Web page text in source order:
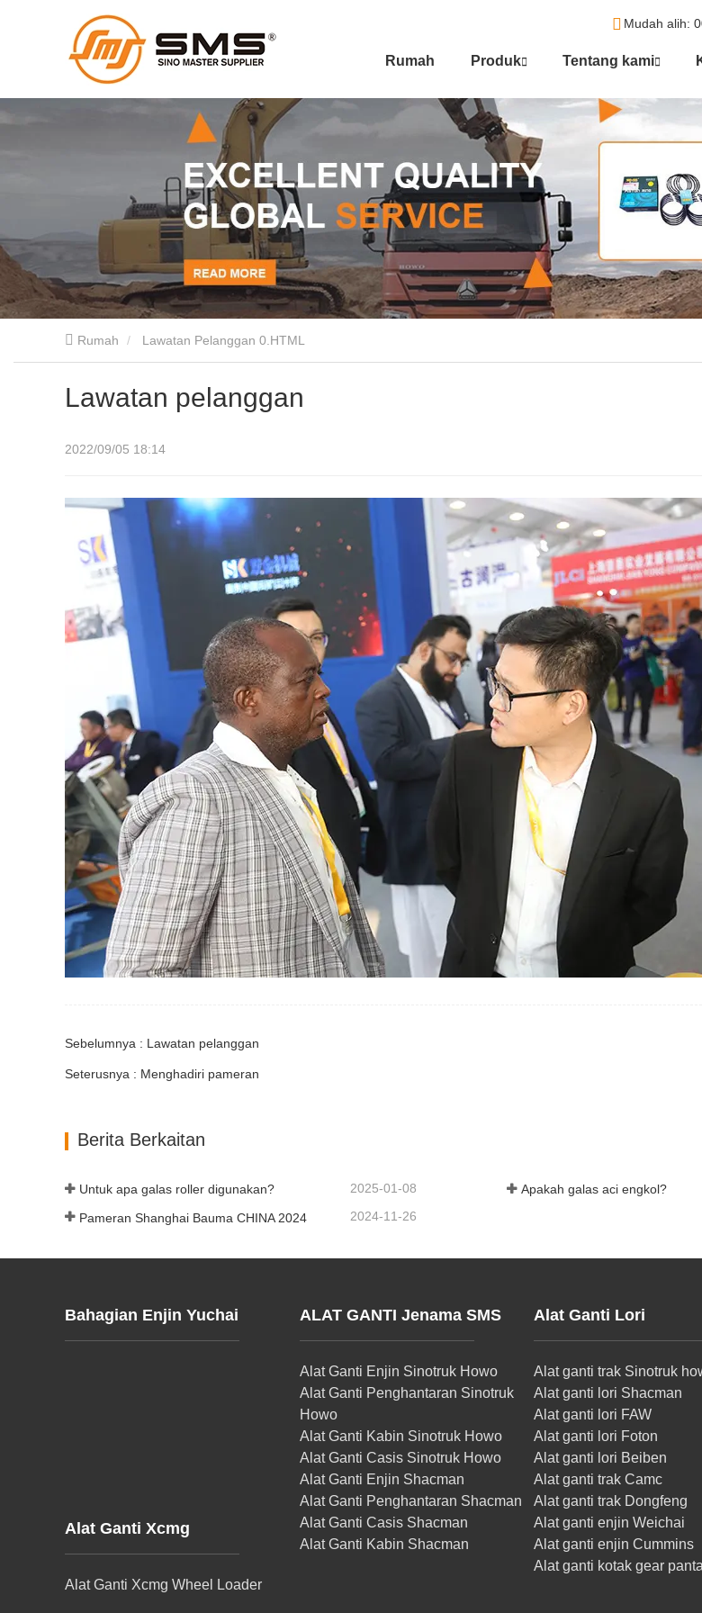
Rumah Produk Tentang kami
Mudah alih:
Rumah Lawatan Pelanggan 0.HTML
Lawatan pelanggan
2022/09/05 18:14
Sebelumnya : Lawatan pelanggan
Seterusnya : Menghadiri pameran
Berita Berkaitan
Untuk apa galas roller digunakan? 2025-01-08 Apakah galas aci engkol?
Pameran Shanghai Bauma CHINA 2024 2024-11-26
Bahagian Enjin Yuchai
Alat Ganti Xcmg
Alat Ganti Xcmg Wheel Loader
ALAT GANTI Jenama SMS
Alat Ganti Enjin Sinotruk Howo
Alat Ganti Penghantaran Sinotruk
Howo
Alat Ganti Kabin Sinotruk Howo
Alat Ganti Casis Sinotruk Howo
Alat Ganti Enjin Shacman
Alat Ganti Penghantaran Shacman
Alat Ganti Casis Shacman
Alat Ganti Kabin Shacman
Alat Ganti Lori
Alat ganti trak Sinotruk
Alat ganti lori Shacman
Alat ganti lori FAW
Alat ganti lori Foton
Alat ganti lori Beiben
Alat ganti trak Camc
Alat ganti trak Dongfeng
Alat ganti enjin Weichai
Alat ganti enjin Cummins
Alat ganti kotak gear